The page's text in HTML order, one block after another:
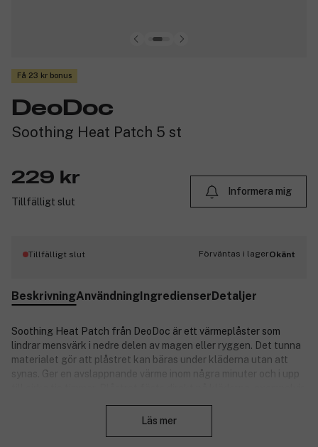
Få 23 kr bonus
DeoDoc
Soothing Heat Patch 5 st
229 kr
Tillfälligt slut
Informera mig
Tillfälligt slut Förväntas i lagerOkänt
BeskrivningAnvändningIngredienserDetaljer
Soothing Heat Patch från DeoDoc är ett värmeplåster som
lindrar mensvärk i nedre delen av magen eller ryggen. Det tunna
materialet gör att plåstret kan bäras under kläderna utan att
synas. Ger en avslappnande värme inom några minuter och i upp
huden och var noga med att inte använda den på spets- eller
Läs mer